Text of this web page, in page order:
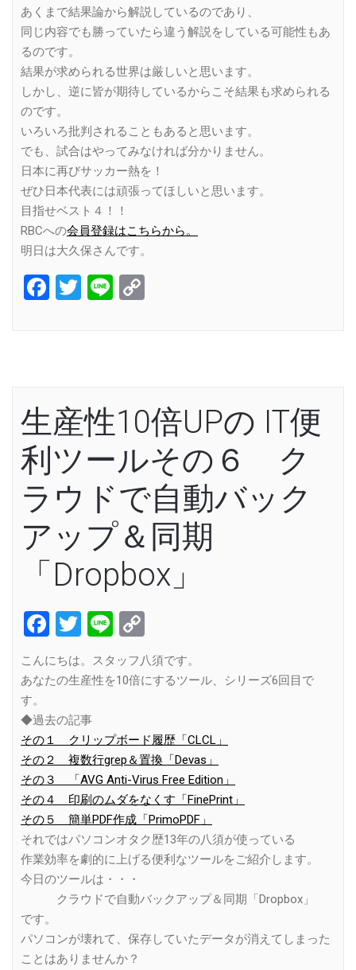
あくまで結果論から解説しているのであり、
同じ内容でも勝っていたら違う解説をしている可能性もあ
るのです。
結果が求められる世界は厳しいと思います。
しかし、逆に皆が期待しているからこそ結果も求められる
のです。
いろいろ批判されることもあると思います。
でも、試合はやってみなければ分かりません。
日本に再びサッカー熱を！
ぜひ日本代表には頑張ってほしいと思います。
目指せベスト４！！
RBCへの会員登録はこちらから。
明日は大久保さんです。
Facebook
Twitter
Line
生産性10倍UPの IT便
利ツールその６ ク
ラウドで自動バック
アップ＆同期
「Dropbox」
Facebook
Twitter
Line
Link
こんにちは。スタッフ八須です。
あなたの生産性を10倍にするツール、シリーズ6回目で
す。
◆過去の記事
その１ クリップボード履歴「CLCL」
その２ 複数行grep＆置換「Devas」
その３ 「AVG Anti-Virus Free Edition」
その４ 印刷のムダをなくす「FinePrint」
その５ 簡単PDF作成「PrimoPDF」
それではパソコンオタク歴13年の八須が使っている
作業効率を劇的に上げる便利なツールをご紹介します。
今日のツールは・・・
クラウドで自動バックアップ＆同期「Dropbox」
です。
パソコンが壊れて、保存していたデータが消えてしまった
ことはありませんか？